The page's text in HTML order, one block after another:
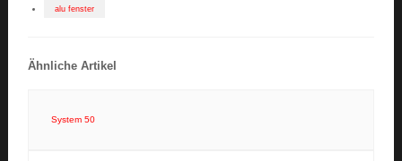
alu fenster
Ähnliche Artikel
System 50